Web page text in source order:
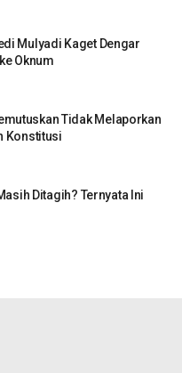
Mulyadi Kaget Dengar
Oknum
Tidak Melaporkan
Konstitusi
Ditagih? Ternyata Ini